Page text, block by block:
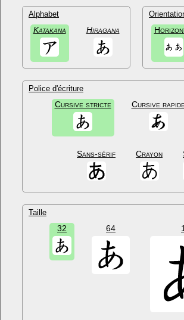
Alphabet
Katakana Hiragana
Police d'écriture
Cursive stricte Cursive
Sans-sérif Crayon
Taille
32 64